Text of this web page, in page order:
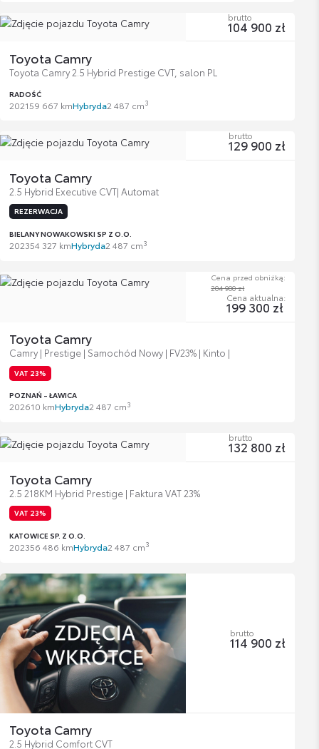
Toyota Camry
Toyota Camry 2.5 Hybrid Prestige CVT, salon PL
RADOŚĆ
202159 667 kmHybryda2 487 cm3
brutto
104 900 zł
Toyota Camry
2.5 Hybrid Executive CVT| Automat
REZERWACJA
BIELANY NOWAKOWSKI SP Z O.O.
202354 327 kmHybryda2 487 cm3
brutto
129 900 zł
Toyota Camry
Camry | Prestige | Samochód Nowy | FV23% | Kinto |
VAT 23%
POZNAŃ - ŁAWICA
202610 kmHybryda2 487 cm3
Cena przed obniżką:
204 900 zł
Cena aktualna:
199 300 zł
Toyota Camry
2.5 218KM Hybrid Prestige | Faktura VAT 23%
VAT 23%
KATOWICE SP. Z O.O.
202356 486 kmHybryda2 487 cm3
brutto
132 800 zł
Toyota Camry
2.5 Hybrid Comfort CVT
brutto
114 900 zł